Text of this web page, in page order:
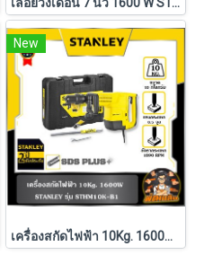
New
เครื่องสกัดไฟฟ้า 10Kg. 1600W รุ่น STHM10K-B1 STANLEY